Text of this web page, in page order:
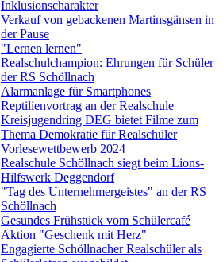
Inklusionscharakter
Verkauf von gebackenen Martinsgänsen in
der Pause
"Lernen lernen"
Realschulchampion: Ehrungen für Schüler
der RS Schöllnach
Alarmanlage für Smartphones
Reptilienvortrag an der Realschule
Kreisjugendring DEG bietet Filme zum
Thema Demokratie für Realschüler
Vorlesewettbewerb 2024
Realschule Schöllnach siegt beim Lions-
Hilfswerk Deggendorf
"Tag des Unternehmergeistes" an der RS
Schöllnach
Gesundes Frühstück vom Schülercafé
Aktion "Geschenk mit Herz"
Engagierte Schöllnacher Realschüler als